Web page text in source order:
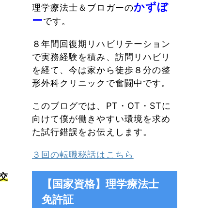
理学療法士＆ブロガーのかずぼ
ーです。
８年間回復期リハビリテーション
で実務経験を積み、訪問リハビリ
を経て、今は家から徒歩８分の整
形外科クリニックで奮闘中です。
このブログでは、PT・OT・STに
向けて僕が働きやすい環境を求め
た試行錯誤をお伝えします。
３回の転職秘話はこちら
【国家資格】理学療法士
免許証